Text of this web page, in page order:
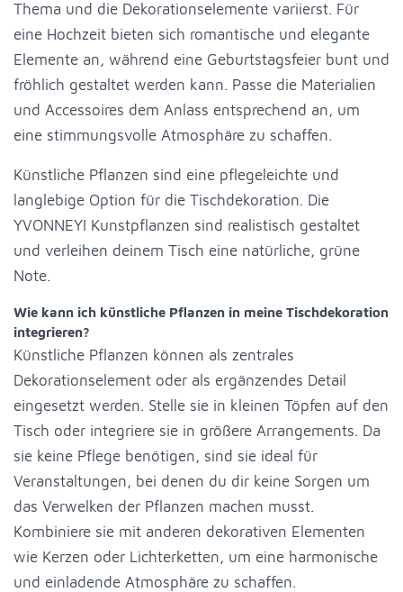
Thema und die Dekorationselemente variierst. Für
eine Hochzeit bieten sich romantische und elegante
Elemente an, während eine Geburtstagsfeier bunt und
fröhlich gestaltet werden kann. Passe die Materialien
und Accessoires dem Anlass entsprechend an, um
eine stimmungsvolle Atmosphäre zu schaffen.
Künstliche Pflanzen sind eine pflegeleichte und
langlebige Option für die Tischdekoration. Die
YVONNEYI Kunstpflanzen sind realistisch gestaltet
und verleihen deinem Tisch eine natürliche, grüne
Note.
Wie kann ich künstliche Pflanzen in meine Tischdekoration
integrieren?
Künstliche Pflanzen können als zentrales
Dekorationselement oder als ergänzendes Detail
eingesetzt werden. Stelle sie in kleinen Töpfen auf den
Tisch oder integriere sie in größere Arrangements. Da
sie keine Pflege benötigen, sind sie ideal für
Veranstaltungen, bei denen du dir keine Sorgen um
das Verwelken der Pflanzen machen musst.
Kombiniere sie mit anderen dekorativen Elementen
wie Kerzen oder Lichterketten, um eine harmonische
und einladende Atmosphäre zu schaffen.